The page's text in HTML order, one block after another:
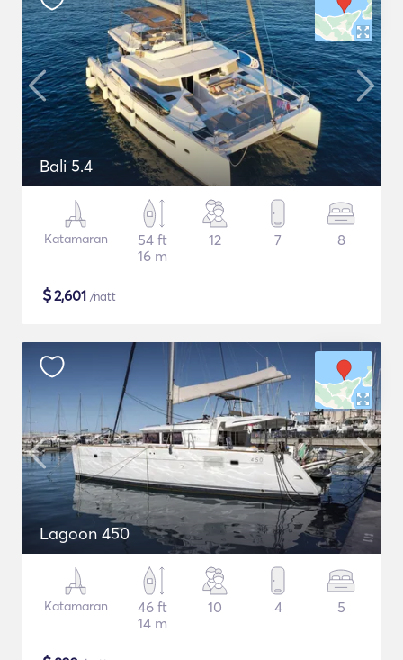
Bali 5.4
Katamaran
54 ft
16 m
12 7 8
$2,601 /natt
Lagoon 450
Katamaran
46 ft
14 m
10 4 5